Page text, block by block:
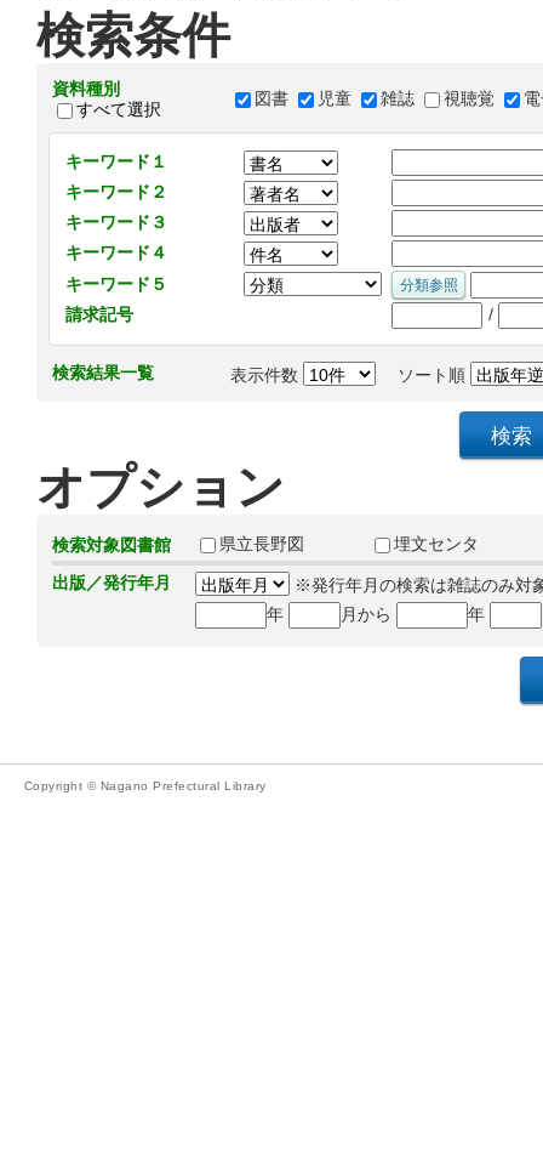
検索条件
資料種別
すべて選択
図書 児童 雑誌 視聴覚
キーワード１
キーワード２
キーワード３
キーワード４
キーワード５
請求記号
/
検索結果一覧 表示件数 ソート順
オプション
検索対象図書館 県立長野図
埋文センタ
出版／発行年月
※発行年月の検索は雑誌のみ対
年
月から 年
Copyright © Nagano Prefectural Library